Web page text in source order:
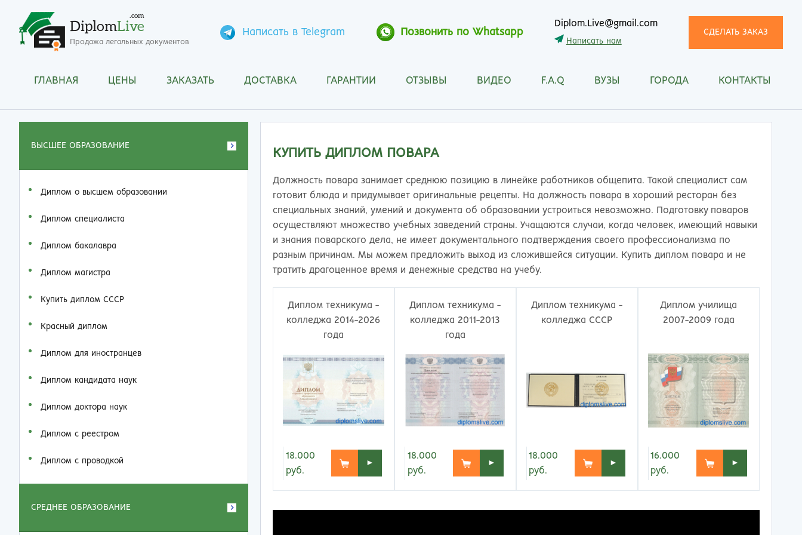
DiplomLive
.com
Продажа легальных документов
Написать в Telegram Позвонить по Whatsapp
Diplom.Live@gmail.com
Написать нам
СДЕЛАТЬ ЗАКАЗ
ГЛАВНАЯ ЦЕНЫ ЗАКАЗАТЬ ДОСТАВКА ГАРАНТИИ ОТЗЫВЫ ВИДЕО F.A.Q ВУЗЫ ГОРОДА
Архангельск
Барнаул
Белгород
Бийск
Благовещенск
Братск
Брянск
Великий Новгород
Владимир
Вологда
Воронеж
Грозный
Екатеринбург
Иваново
Иркутск
Йошкар-Ола
Казань
Калининград
Липецк
Магнитогорск
Махачкала
Москва
Мурманск
Мытищи
Набережные Челны
Нижневартовск
Нижний Новгород
Новороссийск
Новосибирск
Омск
Орск
Пенза
Пермь
Петрозаводск
Смоленск
Сочи
Ставрополь
Стерлитамак
Сургут
Сыктывкар
Тольятти
Тюмень
Улан-Удэ
Ульяновск
Уфа
Хабаровск
Челябинск
Череповец
Чита
КОНТАКТЫ
ВЫСШЕЕ ОБРАЗОВАНИЕ
Диплом о высшем образовании
Диплом специалиста
Диплом бакалавра
Диплом магистра
Купить диплом СССР
Красный диплом
Диплом для иностранцев
Диплом кандидата наук
Диплом доктора наук
Диплом с реестром
Диплом с проводкой
СРЕДНЕЕ ОБРАЗОВАНИЕ
КУПИТЬ ДИПЛОМ ПОВАРА
Должность повара занимает среднюю позицию в линейке работников общепита. Такой специалист сам
готовит блюда и придумывает оригинальные рецепты. На должность повара в хороший ресторан без
специальных знаний, умений и документа об образовании устроиться невозможно. Подготовку поваров
осуществляют множество учебных заведений страны. Учащаются случаи, когда человек, имеющий навыки
и знания поварского дела, не имеет документального подтверждения своего профессионализма по
разным причинам. Мы можем предложить выход из сложившейся ситуации. Купить диплом повара и не
тратить драгоценное время и денежные средства на учебу.
Диплом техникума -
колледжа 2014-2026
года
18.000
руб.
►
Диплом техникума -
колледжа 2011-2013
года
18.000
руб.
►
Диплом техникума -
колледжа СССР
18.000
руб.
►
Диплом училища
2007-2009 года
16.000
руб.
►